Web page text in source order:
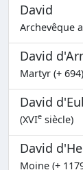
David
Archevêque
David
Martyr (+ 694)
David
(XVIe siècle)
David
Moine (+